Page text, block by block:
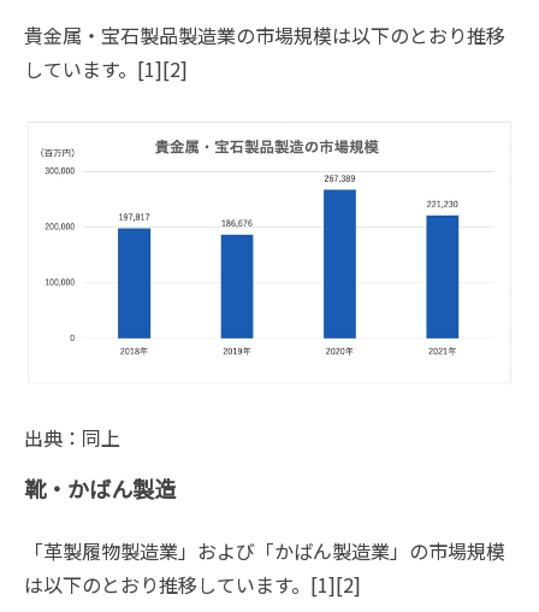
貴金属・宝石製品製造業の市場規模は以下のとおり推移
しています。[1][2]
出典：同上
靴・かばん製造
「革製履物製造業」および「かばん製造業」の市場規模
は以下のとおり推移しています。[1][2]